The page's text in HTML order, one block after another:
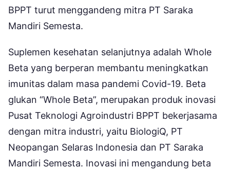
BPPT turut menggandeng mitra PT Saraka
Mandiri Semesta.
Suplemen kesehatan selanjutnya adalah Whole
Beta yang berperan membantu meningkatkan
imunitas dalam masa pandemi Covid-19. Beta
glukan “Whole Beta”, merupakan produk inovasi
Pusat Teknologi Agroindustri BPPT bekerjasama
dengan mitra industri, yaitu BiologiQ, PT
Neopangan Selaras Indonesia dan PT Saraka
Mandiri Semesta. Inovasi ini mengandung beta